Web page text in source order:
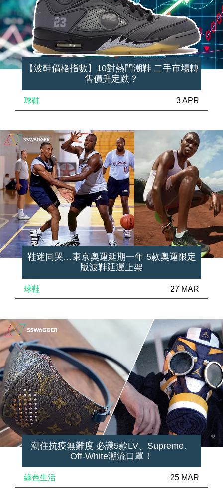
【波鞋價格指數】10對熱門潮鞋 二手市場轉
售價升定跌？
球鞋 3 APR
鞋迷同哭…東京奧運延期一年 5款奧運限定
版波鞋延遲上架
球鞋 27 MAR
潮住抗疫無難度 必識5款LV、Supreme、
Off-White潮流口罩！
綠色生活 25 MAR